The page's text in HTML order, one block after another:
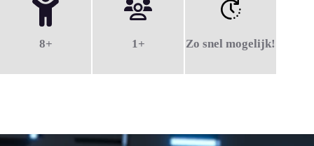
8+ 1+ Zo snel mogelijk!